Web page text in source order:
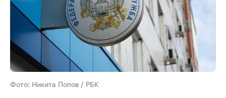
Фото: Никита Попов / РБК